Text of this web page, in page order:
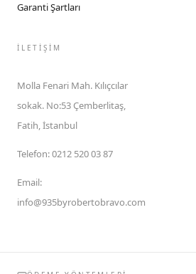
Garanti Şartları
İLETIŞIM
Molla Fenari Mah. Kılıçcılar
sokak. No:53 Çemberlitaş,
Fatih, İstanbul
Telefon:0212 520 03 87
Email:
info@935byrobertobravo.com